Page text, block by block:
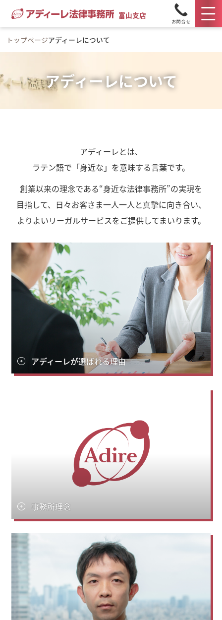
富山支店
トップページアディーレについて
アディーレについて
アディーレとは、
ラテン語で「身近な」を意味する言葉です。
創業以来の理念である“身近な法律事務所”の実現を
目指して、日々お客さま一人一人と真摯に向き合い、
よりよいリーガルサービスをご提供してまいります。
アディーレが選ばれる理由
事務所理念